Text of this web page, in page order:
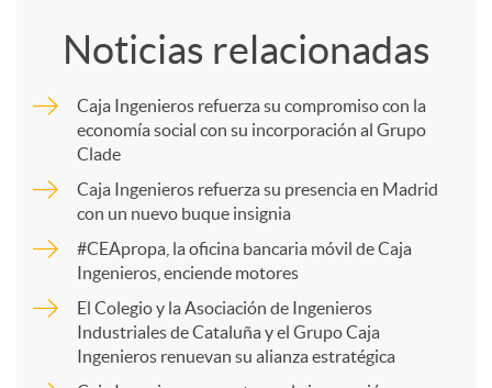
s
r
Noticias relacionadas
Caja Ingenieros refuerza su compromiso con la
economía social con su incorporación al Grupo
Clade
Caja Ingenieros refuerza su presencia en Madrid
con un nuevo buque insignia
#CEApropa, la oficina bancaria móvil de Caja
Ingenieros, enciende motores
El Colegio y la Asociación de Ingenieros
Industriales de Cataluña y el Grupo Caja
Ingenieros renuevan su alianza estratégica